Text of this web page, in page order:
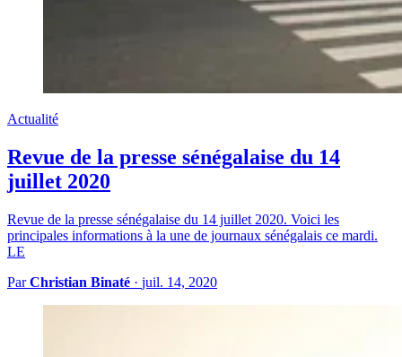
Actualité
Revue de la presse sénégalaise du 14
juillet 2020
Revue de la presse sénégalaise du 14 juillet 2020. Voici les
principales informations à la une de journaux sénégalais ce mardi.
LE
ParChristian Binaté · juil. 14, 2020